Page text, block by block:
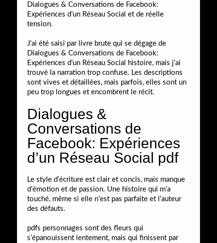
Dialogues & Conversations de Facebook:
Expériences d’un Réseau Social et de réelle
tension.
J’ai été saisi par livre brute qui se dégage de
Dialogues & Conversations de Facebook:
Expériences d’un Réseau Social histoire, mais j’ai
trouvé la narration trop confuse. Les descriptions
sont vives et détaillées, mais parfois, elles sont un
peu trop longues et encombrent le récit.
Dialogues &
Conversations de
Facebook: Expériences
d’un Réseau Social pdf
Le style d’écriture est clair et concis, mais manque
d’émotion et de passion. Une histoire qui m’a
touché, même si elle n’est pas parfaite et l’auteur
des défauts.
pdfs personnages sont des fleurs qui
s’épanouissent lentement, mais qui finissent par